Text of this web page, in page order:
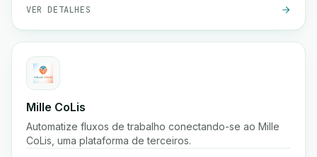
VER DETALHES
Mille CoLis
Automatize fluxos de trabalho conectando-se ao Mille
CoLis, uma plataforma de terceiros.